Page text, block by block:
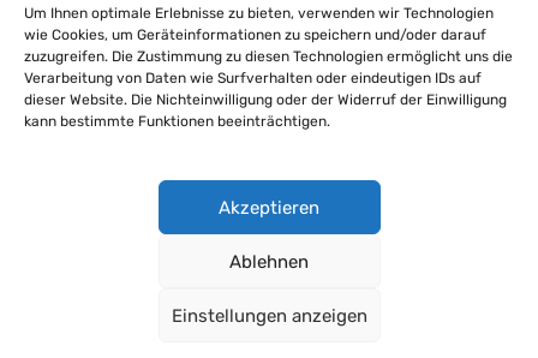
Um Ihnen optimale Erlebnisse zu bieten, verwenden wir Technologien
wie Cookies, um Geräteinformationen zu speichern und/oder darauf
zuzugreifen. Die Zustimmung zu diesen Technologien ermöglicht uns die
Verarbeitung von Daten wie Surfverhalten oder eindeutigen IDs auf
dieser Website. Die Nichteinwilligung oder der Widerruf der Einwilligung
kann bestimmte Funktionen beeinträchtigen.
Akzeptieren
Ablehnen
Einstellungen anzeigen
Fr 08:00 bis 11:30 und 13:30 bis 16:00 Uhr
Impressum
Cookie-Richtlinie
Datenschutzerklärung für Mitglieder und Kunden